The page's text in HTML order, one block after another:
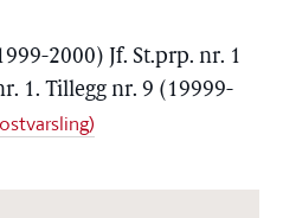
2000) Jf. St.prp. nr. 1
1. Tillegg nr. 9 (19999-